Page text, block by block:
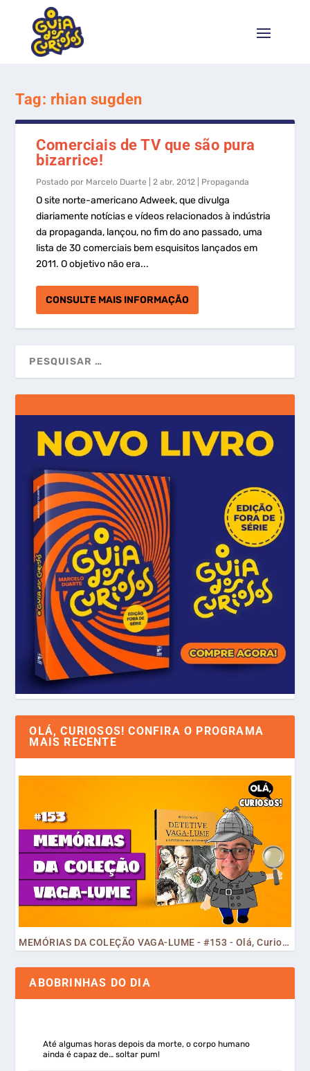
Tag: rhian sugden
Comerciais de TV que são pura
bizarrice!
Postado por Marcelo Duarte |2 abr, 2012 Propaganda
O site norte-americano Adweek, que divulga
diariamente notícias e vídeos relacionados à indústria
da propaganda, lançou, no fim do ano passado, uma
lista de 30 comerciais bem esquisitos lançados em
2011. O objetivo não era...
CONSULTE MAIS INFORMAÇÃO
OLÁ, CURIOSOS! CONFIRA O PROGRAMA
MAIS RECENTE
MEMÓRIAS DA COLEÇÃO VAGA-LUME - #153 - Olá, Curiosos! 2023
ABOBRINHAS DO DIA
Até algumas horas depois da morte, o corpo humano
ainda é capaz de… soltar pum!